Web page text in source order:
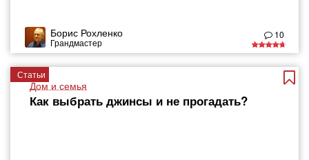
Борис Рохленко
Грандмастер
10
Статьи
Дом и семья
Как выбрать джинсы и не прогадать?